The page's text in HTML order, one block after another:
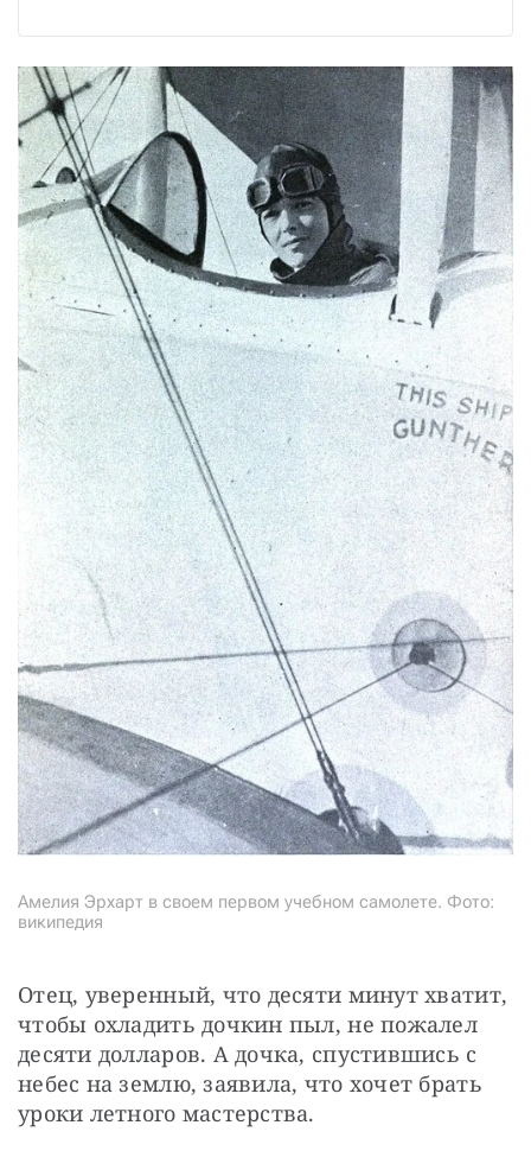
Амелия Эрхарт в своем первом учебном самолете. Фото:
википедия
Отец, уверенный, что десяти минут хватит,
чтобы охладить дочкин пыл, не пожалел
десяти долларов. А дочка, спустившись с
небес на землю, заявила, что хочет брать
уроки летного мастерства.